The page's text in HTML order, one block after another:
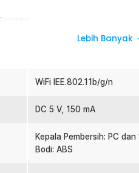
telinga ini dibekali lensa
dan tajam. Tambahan 6
telinga ini selama digunakan.
stabil dan nyaman dilihat.
Lebih Banyak
WiFi IEE.802.11b/g/n
DC 5 V, 150 mA
Kepala Pembersih: PC dan
Bodi: ABS